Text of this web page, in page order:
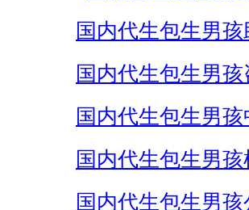
国内代生包生男孩
国内代生包生男孩
国内代生包生男孩
国内代生包生男孩
国内代生包生男孩